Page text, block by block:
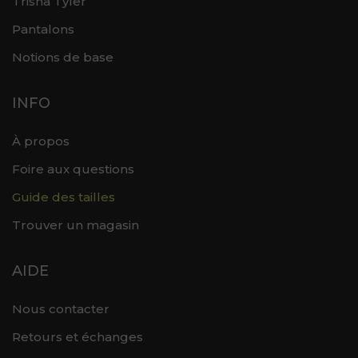
Pantalons
Notions de base
INFO
À propos
Foire aux questions
Guide des tailles
Trouver un magasin
AIDE
Nous contacter
Retours et échanges